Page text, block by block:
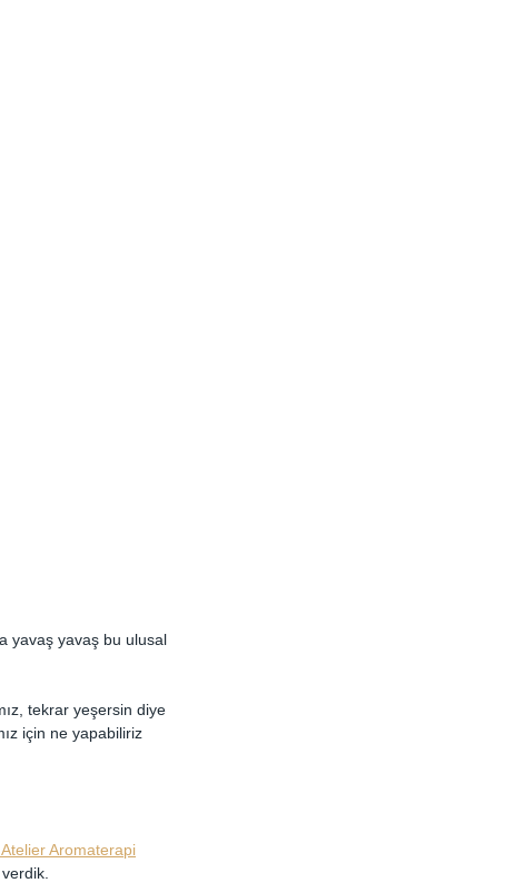
yavaş yavaş bu ulusal
tekrar yeşersin diye
için ne yapabiliriz
Atelier Aromaterapi